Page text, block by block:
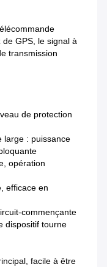
de GPS, le signal à
transmission
de protection
large : puissance
opération
efficace en
commençante
dispositif tourne
facile à être